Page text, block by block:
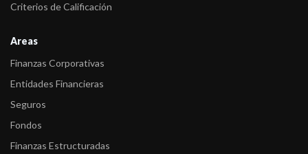
Criterios de Calificación
Areas
Finanzas Corporativas
Entidades Financieras
Seguros
Fondos
Finanzas Estructuradas